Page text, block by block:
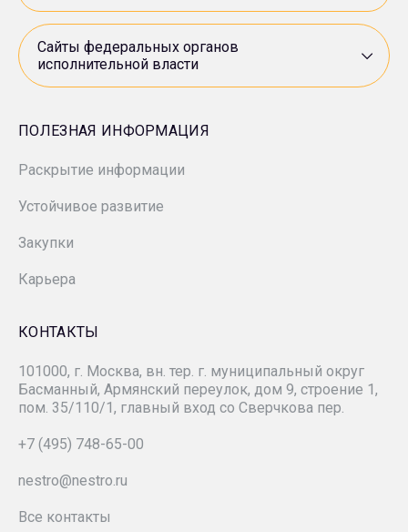
КОНТАКТЫ
101000, г. Москва, вн. тер. г. муниципальный округ
Басманный, Армянский переулок, дом 9, строение 1,
пом. 35/110/1, главный вход со Сверчкова пер.
+7 (495) 748-65-00
nestro@nestro.ru
Все контакты
ПОЛЕЗНАЯ ИНФОРМАЦИЯ
Раскрытие информации
Устойчивое развитие
Закупки
Карьера
«Арктикморнефтегазразведка»
СП «ANDIJANPETRO»
«ВНИИнефть»
«Гипровостокнефть»
«ЗН Север»
«ЗАРУБЕЖНЕФТЬ-добыча Самара»
«Зарубежнефтестроймонтаж»
РМНТК «Нефтеотдача»
Сайты федеральных органов
исполнительной власти
Росприроднадзор
Ростехнадзор
Минэкономразвития России